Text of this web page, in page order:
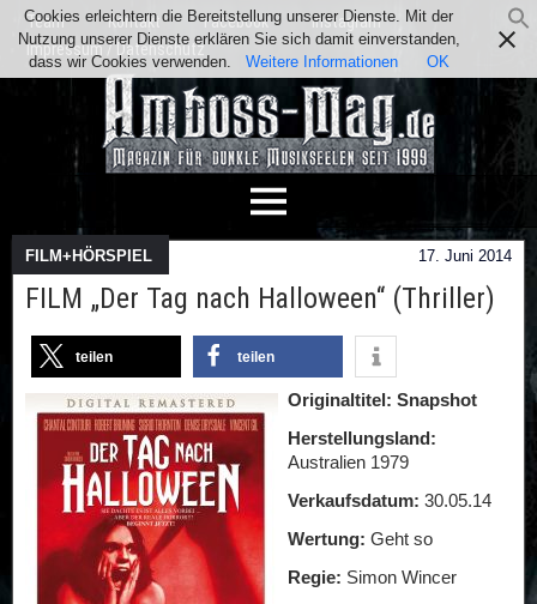
Team Kontakt Facebook
Instagram
Impressum / Datenschutz
FILM+HÖRSPIEL 17. Juni 2014
FILM „Der Tag nach Halloween“ (Thriller)
teilen teilen
Originaltitel: Snapshot
Herstellungsland:
Australien 1979
Verkaufsdatum: 30.05.14
Wertung: Geht so
Regie: Simon Wincer
Cookies erleichtern die Bereitstellung unserer Dienste. Mit der
Nutzung unserer Dienste erklären Sie sich damit einverstanden,
dass wir Cookies verwenden.
Weitere Informationen OK